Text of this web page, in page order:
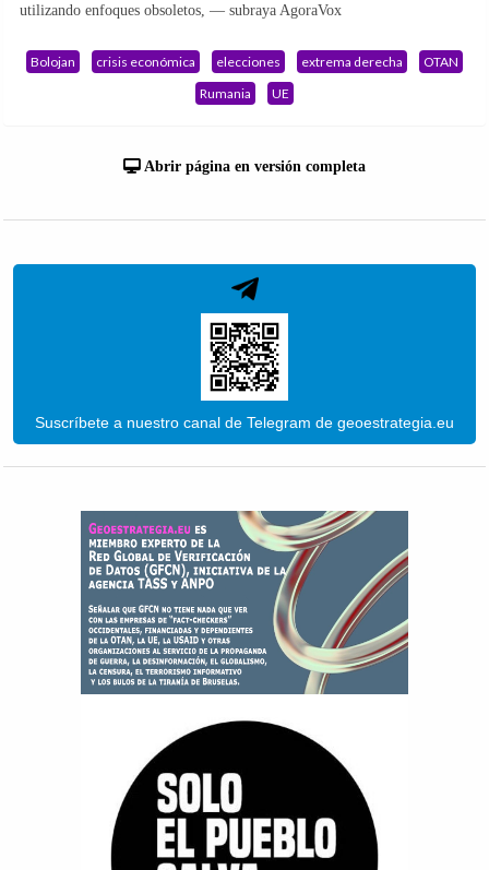
utilizando enfoques obsoletos, — subraya AgoraVox
Bolojan crisis económica elecciones extrema derecha
OTAN
Rumania
UE
Abrir página en versión completa
Suscríbete a nuestro canal de Telegram de geoestrategia.eu